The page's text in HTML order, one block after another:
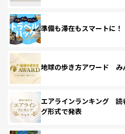
準備も滞在もスマートに
地球の歩き方アワード み
エアラインランキング 読
グ形式で発表